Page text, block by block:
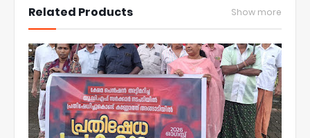
Related Products Show more